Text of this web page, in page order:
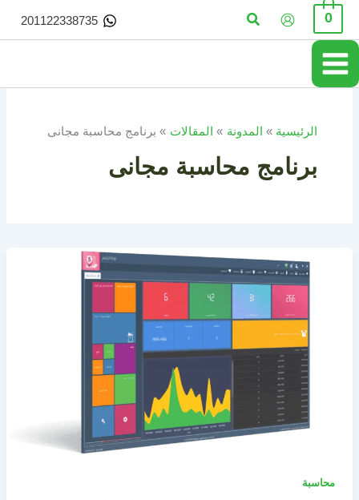
تخطي
المحتوى
0 البحث 201122338735
الرئيسية المدونة المقالات برنامج محاسبة مجانى
برنامج محاسبة مجانى
محاسبة